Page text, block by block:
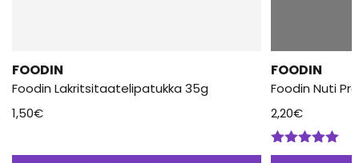
FOODIN
Foodin Lakritsitaatelipatukka 35g
1,50€
FOODIN
Foodin Nuti
2,20€
Arvostelu